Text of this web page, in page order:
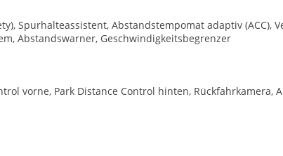
Spurhalteassistent, Abstandstempomat adaptiv (ACC),
Abstandswarner, Geschwindigkeitsbegrenzer
vorne, Park Distance Control hinten, Rückfahrkamera,